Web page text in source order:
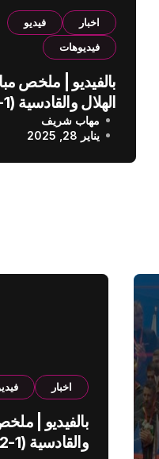
اخبار
فيديو
فيديوهات
بالفيديو | ملخص
الدوري السعودي
مهاب شريف
يناير 28, 2025
اخبار
بالفيديو |